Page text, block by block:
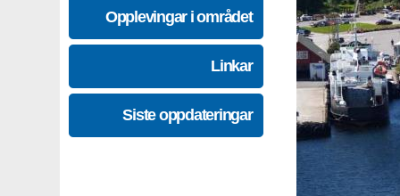
Opplevingar i området
Linkar
Siste oppdateringar